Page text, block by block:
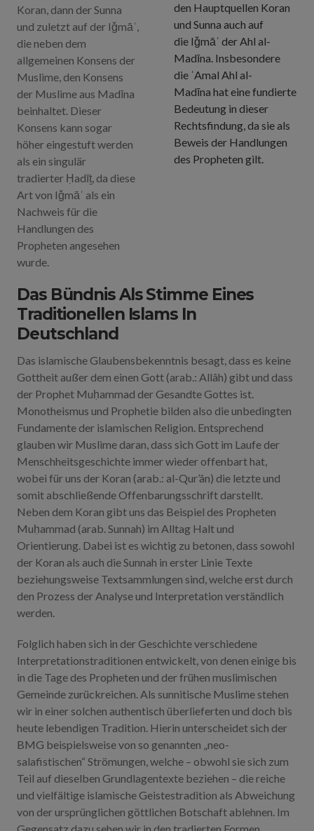
Koran, dann der Sunna
und zuletzt auf der Iǧmāʿ,
die neben dem
allgemeinen Konsens der
Muslime, den Konsens
der Muslime aus Madīna
beinhaltet. Dieser
Konsens kann sogar
höher eingestuft werden
als ein singulär
tradierter Ḥadīṯ, da diese
Art von Iǧmāʿ als ein
Nachweis für die
Handlungen des
Propheten angesehen
wurde.
den Hauptquellen Koran
und Sunna auch auf
die Iǧmāʿ der Ahl al-
Madīna. Insbesondere
die ʿAmal Ahl al-
Madīna hat eine fundierte
Bedeutung in dieser
Rechtsfindung, da sie als
Beweis der Handlungen
des Propheten gilt.
Das Bündnis Als Stimme Eines
Traditionellen Islams In
Deutschland
Das islamische Glaubensbekenntnis besagt, dass es keine
Gottheit außer dem einen Gott (arab.: Allâh) gibt und dass
der Prophet Muḥammad der Gesandte Gottes ist.
Monotheismus und Prophetie bilden also die unbedingten
Fundamente der islamischen Religion. Entsprechend
glauben wir Muslime daran, dass sich Gott im Laufe der
Menschheitsgeschichte immer wieder offenbart hat,
wobei für uns der Koran (arab.: al-Qur’ân) die letzte und
somit abschließende Offenbarungsschrift darstellt.
Neben dem Koran gibt uns das Beispiel des Propheten
Muḥammad (arab. Sunnah) im Alltag Halt und
Orientierung. Dabei ist es wichtig zu betonen, dass sowohl
der Koran als auch die Sunnah in erster Linie Texte
beziehungsweise Textsammlungen sind, welche erst durch
den Prozess der Analyse und Interpretation verständlich
werden.
Folglich haben sich in der Geschichte verschiedene
Interpretationstraditionen entwickelt, von denen einige bis
in die Tage des Propheten und der frühen muslimischen
Gemeinde zurückreichen. Als sunnitische Muslime stehen
wir in einer solchen authentisch überlieferten und doch bis
heute lebendigen Tradition. Hierin unterscheidet sich der
BMG beispielsweise von so genannten „neo-
salafistischen“ Strömungen, welche – obwohl sie sich zum
Teil auf dieselben Grundlagentexte beziehen – die reiche
und vielfältige islamische Geistestradition als Abweichung
von der ursprünglichen göttlichen Botschaft ablehnen. Im